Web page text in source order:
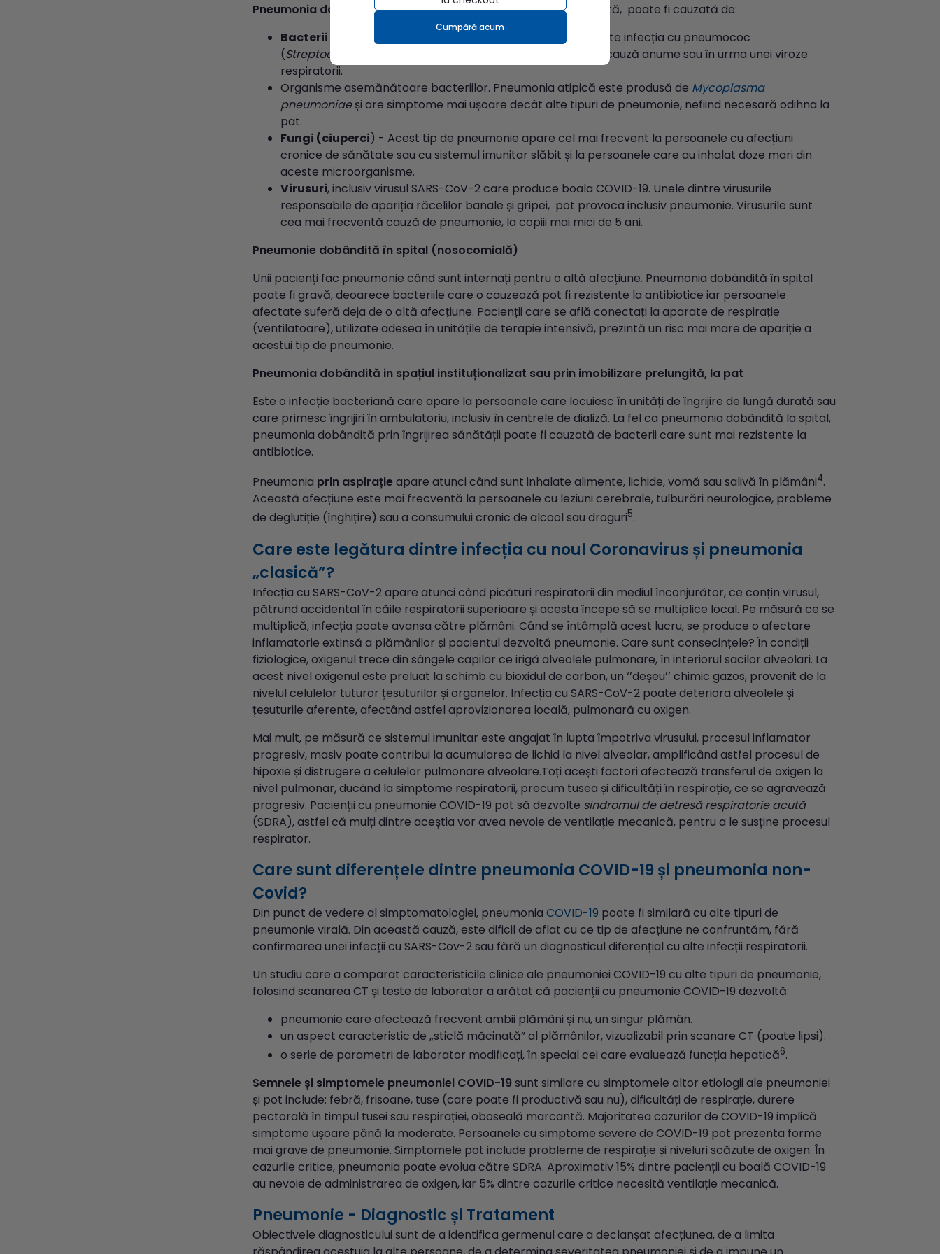
Pneumonia dobândită în comunitate -cea mai frecvent întâlnită, poate fi cauzată de:
Bacterii - Cea mai comună cauză de pneumonie severă este infecția cu pneumococ
(Streptococcus pneumoniae
), care apare de obicei fără o cauză anume sau în urma unei viroze
respiratorii.
Organisme asemănătoare bacteriilor. Pneumonia atipică este produsă de Mycoplasma
pneumoniaeși are simptome mai ușoare decât alte tipuri de pneumonie, nefiind necesară odihna la
pat.
Fungi (ciuperci) - Acest tip de pneumonie apare cel mai frecvent la persoanele cu afecțiuni
cronice de sănătate sau cu sistemul imunitar slăbit și la persoanele care au inhalat doze mari din
aceste microorganisme.
Virusuri, inclusiv virusul SARS-CoV-2 care produce boala COVID-19. Unele dintre virusurile
responsabile de apariția răcelilor banale și gripei, pot provoca inclusiv pneumonie. Virusurile sunt
cea mai frecventă cauză de pneumonie, la copiii mai mici de 5 ani.
Pneumonie dobândită în spital (nosocomială)
Unii pacienți fac pneumonie când sunt internați pentru o altă afecțiune. Pneumonia dobândită în spital
poate fi gravă, deoarece bacteriile care o cauzează pot fi rezistente la antibiotice iar persoanele
afectate suferă deja de o altă afecțiune. Pacienții care se află conectați la aparate de respirație
(ventilatoare), utilizate adesea în unitățile de terapie intensivă, prezintă un risc mai mare de apariție a
acestui tip de pneumonie.
Pneumonia dobândită in spațiul instituționalizat sau prin imobilizare prelungită, la pat
Este o infecție bacteriană care apare la persoanele care locuiesc în unități de îngrijire de lungă durată sau
care primesc îngrijiri în ambulatoriu, inclusiv în centrele de dializă. La fel ca pneumonia dobândită la spital,
pneumonia dobândită prin îngrijirea sănătății poate fi cauzată de bacterii care sunt mai rezistente la
antibiotice.
Pneumonia prin aspirațieapare atunci când sunt inhalate alimente, lichide, vomă sau salivă în plămâni4.
Această afecțiune este mai frecventă la persoanele cu leziuni cerebrale, tulburări neurologice, probleme
de deglutiție (înghițire) sau a consumului cronic de alcool sau droguri5.
Care este legătura dintre infecția cu noul Coronavirus și pneumonia
„clasică”?
Infecția cu SARS-CoV-2 apare atunci când picături respiratorii din mediul înconjurător, ce conțin virusul,
pătrund accidental în căile respiratorii superioare și acesta începe să se multiplice local. Pe măsură ce se
multiplică, infecția poate avansa către plămâni. Când se întâmplă acest lucru, se produce o afectare
inflamatorie extinsă a plămânilor și pacientul dezvoltă pneumonie. Care sunt consecințele? În condiții
fiziologice, oxigenul trece din sângele capilar ce irigă alveolele pulmonare, în interiorul sacilor alveolari. La
acest nivel oxigenul este preluat la schimb cu bioxidul de carbon, un ‘’deșeu’’ chimic gazos, provenit de la
nivelul celulelor tuturor țesuturilor și organelor. Infecția cu SARS-CoV-2 poate deteriora alveolele și
țesuturile aferente, afectând astfel aprovizionarea locală, pulmonară cu oxigen.
Mai mult, pe măsură ce sistemul imunitar este angajat în lupta împotriva virusului, procesul inflamator
progresiv, masiv poate contribui la acumularea de lichid la nivel alveolar, amplificând astfel procesul de
hipoxie și distrugere a celulelor pulmonare alveolare.Toți acești factori afectează transferul de oxigen la
nivel pulmonar, ducând la simptome respiratorii, precum tusea și dificultăți în respirație, ce se agravează
progresiv. Pacienții cu pneumonie COVID-19 pot să dezvolte sindromul de detresă respiratorie acută
(SDRA), astfel că mulți dintre aceștia vor avea nevoie de ventilație mecanică, pentru a le susține procesul
respirator.
Care sunt diferențele dintre pneumonia COVID-19 și pneumonia non-
Covid?
Din punct de vedere al simptomatologiei, pneumonia COVID-19 poate fi similară cu alte tipuri de
pneumonie virală. Din această cauză, este dificil de aflat cu ce tip de afecțiune ne confruntăm, fără
confirmarea unei infecții cu SARS-Cov-2 sau fără un diagnosticul diferențial cu alte infecții respiratorii.
Un studiu care a comparat caracteristicile clinice ale pneumoniei COVID-19 cu alte tipuri de pneumonie,
folosind scanarea CT și teste de laborator a arătat că pacienții cu pneumonie COVID-19 dezvoltă:
pneumonie care afectează frecvent ambii plămâni și nu, un singur plămân.
un aspect caracteristic de „sticlă măcinată” al plămânilor, vizualizabil prin scanare CT (poate lipsi).
o serie de parametri de laborator modificați, în special cei care evaluează funcția hepatică6.
Semnele și simptomele pneumoniei COVID-19sunt similare cu simptomele altor etiologii ale pneumoniei
și pot include: febră, frisoane, tuse (care poate fi productivă sau nu), dificultăți de respirație, durere
pectorală în timpul tusei sau respirației, oboseală marcantă. Majoritatea cazurilor de COVID-19 implică
simptome ușoare până la moderate. Persoanele cu simptome severe de COVID-19 pot prezenta forme
mai grave de pneumonie. Simptomele pot include probleme de respirație și niveluri scăzute de oxigen. În
cazurile critice, pneumonia poate evolua către SDRA. Aproximativ 15% dintre pacienții cu boală COVID-19
au nevoie de administrarea de oxigen, iar 5% dintre cazurile critice necesită ventilație mecanică.
Pneumonie - Diagnostic și Tratament
Obiectivele diagnosticului sunt de a identifica germenul care a declanșat afecțiunea, de a limita
Cumpără acum